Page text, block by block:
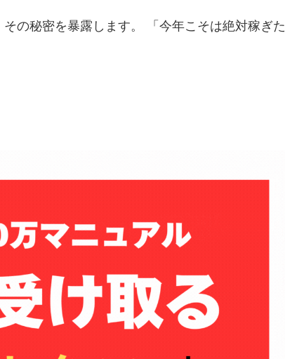
その秘密を暴露します。 「今年こそは絶対稼ぎた